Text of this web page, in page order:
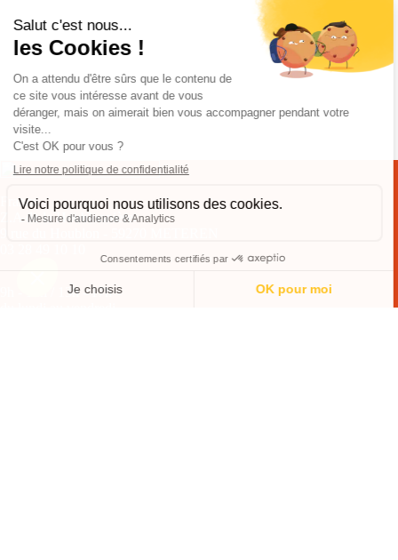
France
Z.A de la Houblonnière
9h - 12h / 13h - 17h